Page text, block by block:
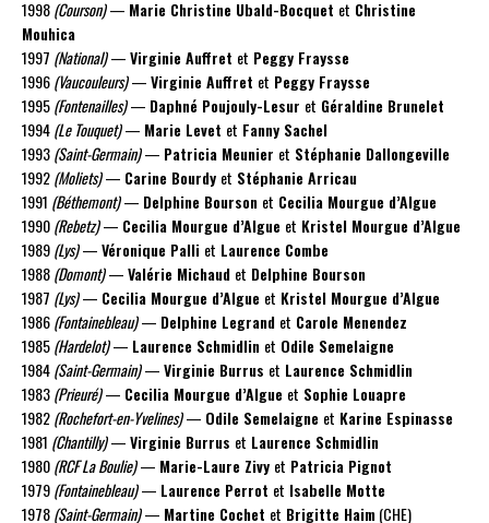
1998(Courson)— Marie Christine Ubald-Bocquet et Christine
Mouhica
1997 (National)—Virginie Auffret et Peggy Fraysse
1996(Vaucouleurs)—Virginie Auffret et Peggy Fraysse
1995(Fontenailles)— Daphné Poujouly-Lesur et Géraldine Brunelet
1994(Le Touquet)— Marie Levet et Fanny Sachel
1993(Saint-Germain)— Patricia Meunier et Stéphanie Dallongeville
1992(Moliets)— Carine Bourdy et Stéphanie Arricau
1991 (Béthemont)— Delphine Bourson et Cecilia Mourgue d’Algue
1990(Rebetz)— Cecilia Mourgue d’Algue et Kristel Mourgue d’Algue
1989(Lys)—Véronique Palli et Laurence Combe
1988(Domont)—Valérie Michaud et Delphine Bourson
1987 (Lys)— Cecilia Mourgue d’Algue et Kristel Mourgue d’Algue
1986(Fontainebleau)— Delphine Legrand et Carole Menendez
1985(Hardelot)— Laurence Schmidlin et Odile Semelaigne
1984(Saint-Germain)—Virginie Burrus et Laurence Schmidlin
1983(Prieuré)— Cecilia Mourgue d’Algue et Sophie Louapre
1982(Rochefort-en-Yvelines)— Odile Semelaigne et Karine Espinasse
1981 (Chantilly)—Virginie Burrus et Laurence Schmidlin
1980(RCF La Boulie)— Marie-Laure Zivy et Patricia Pignot
1979(Fontainebleau)— Laurence Perrot et Isabelle Motte
1978(Saint-Germain)— Martine Cochet et Brigitte Haim(CHE)